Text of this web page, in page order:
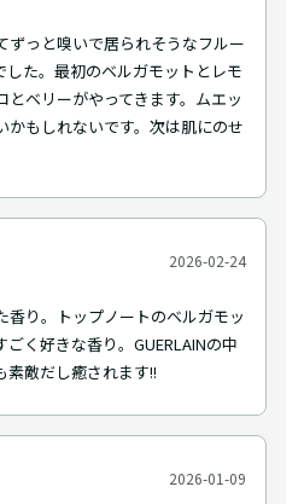
ずっと嗅いで居られそうなフルー
した。最初のベルガモットとレモ
とベリーがやってきます。ムエッ
かもしれないです。次は肌にのせ
2026-02-24
香り。トップノートのベルガモッ
く好きな香り。GUERLAINの中
素敵だし癒されます!!
2026-01-09